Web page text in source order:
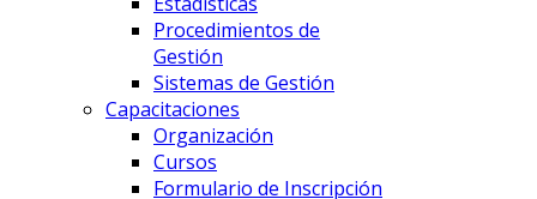
Procedimientos de
Gestión
Sistemas de Gestión
Capacitaciones
Organización
Cursos
Formulario de Inscripción